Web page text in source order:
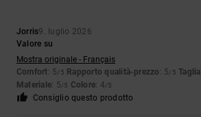
Jorris9. luglio 2026
Valore su
Mostra originale - Français
Comfort: 5/5 Rapporto qualità-prezzo : 5/5 Taglia
Materiale: 5/5 Colore: 4/5
Consiglio questo prodotto